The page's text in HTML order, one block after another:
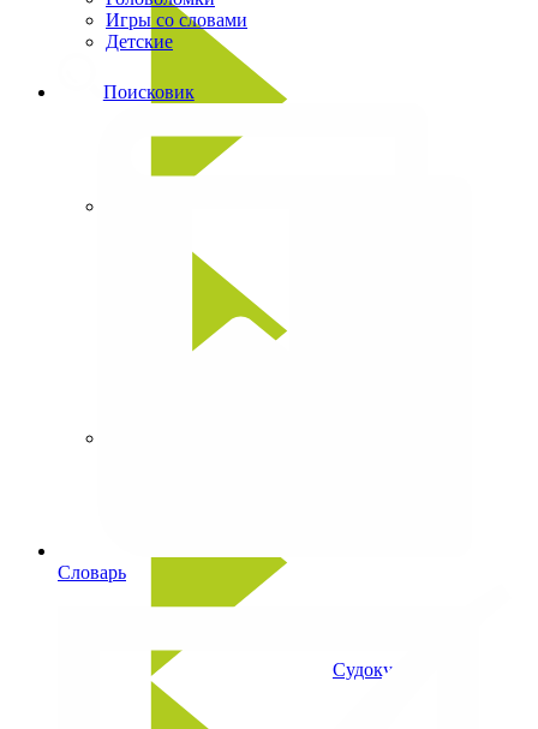
Игры со словами
Детские
Поисковик
Словарь
Судоку